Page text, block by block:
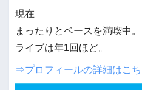
現在
まったりとベースを満喫中。
ライブは年1回ほど。
⇒プロフィールの詳細はこち